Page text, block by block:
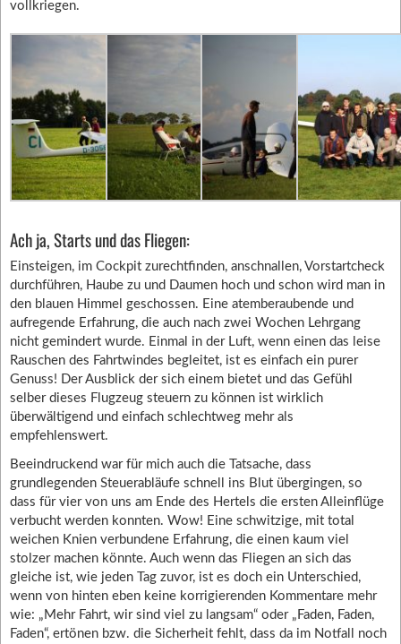
vollkriegen.
Ach ja, Starts und das Fliegen:
Einsteigen, im Cockpit zurechtfinden, anschnallen, Vorstartcheck
durchführen, Haube zu und Daumen hoch und schon wird man in
den blauen Himmel geschossen. Eine atemberaubende und
aufregende Erfahrung, die auch nach zwei Wochen Lehrgang
nicht gemindert wurde. Einmal in der Luft, wenn einen das leise
Rauschen des Fahrtwindes begleitet, ist es einfach ein purer
Genuss! Der Ausblick der sich einem bietet und das Gefühl
selber dieses Flugzeug steuern zu können ist wirklich
überwältigend und einfach schlechtweg mehr als
empfehlenswert.
Beeindruckend war für mich auch die Tatsache, dass
grundlegenden Steuerabläufe schnell ins Blut übergingen, so
dass für vier von uns am Ende des Hertels die ersten Alleinflüge
verbucht werden konnten. Wow! Eine schwitzige, mit total
weichen Knien verbundene Erfahrung, die einen kaum viel
stolzer machen könnte. Auch wenn das Fliegen an sich das
gleiche ist, wie jeden Tag zuvor, ist es doch ein Unterschied,
wenn von hinten eben keine korrigierenden Kommentare mehr
wie: „Mehr Fahrt, wir sind viel zu langsam“ oder „Faden, Faden,
Faden“, ertönen bzw. die Sicherheit fehlt, dass da im Notfall noch